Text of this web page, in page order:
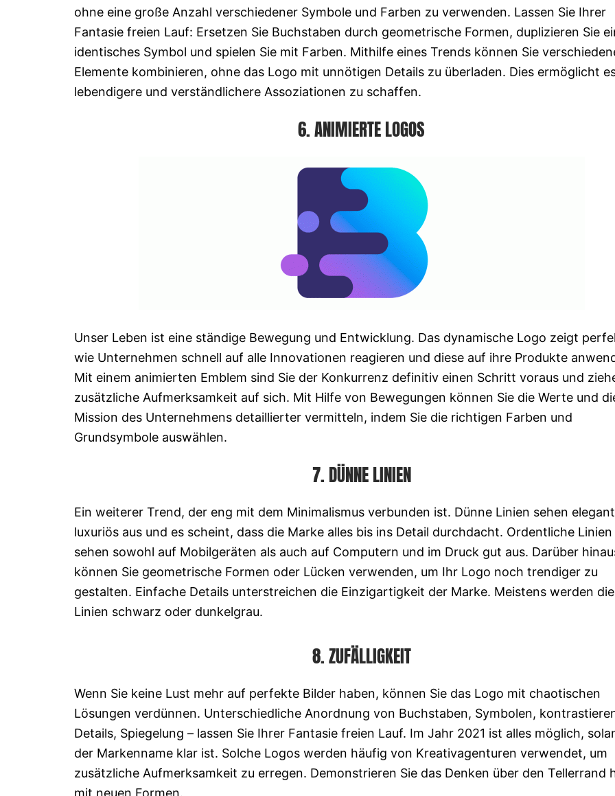
ohne eine große Anzahl verschiedener Symbole und Farben zu verwenden. Lassen Sie Ihrer
Fantasie freien Lauf: Ersetzen Sie Buchstaben durch geometrische Formen, duplizieren Sie
identisches Symbol und spielen Sie mit Farben. Mithilfe eines Trends können Sie
Elemente kombinieren, ohne das Logo mit unnötigen Details zu überladen. Dies ermöglicht
lebendigere und verständlichere Assoziationen zu schaffen.
6. ANIMIERTE LOGOS
Unser Leben ist eine ständige Bewegung und Entwicklung. Das dynamische Logo zeigt
wie Unternehmen schnell auf alle Innovationen reagieren und diese auf ihre Produkte
Mit einem animierten Emblem sind Sie der Konkurrenz definitiv einen Schritt voraus und
zusätzliche Aufmerksamkeit auf sich. Mit Hilfe von Bewegungen können Sie die Werte und
Mission des Unternehmens detaillierter vermitteln, indem Sie die richtigen Farben und
Grundsymbole auswählen.
7. DÜNNE LINIEN
Ein weiterer Trend, der eng mit dem Minimalismus verbunden ist. Dünne Linien sehen
luxuriös aus und es scheint, dass die Marke alles bis ins Detail durchdacht. Ordentliche Linien
sehen sowohl auf Mobilgeräten als auch auf Computern und im Druck gut aus. Darüber
können Sie geometrische Formen oder Lücken verwenden, um Ihr Logo noch trendiger zu
gestalten. Einfache Details unterstreichen die Einzigartigkeit der Marke. Meistens werden die
Linien schwarz oder dunkelgrau.
8. ZUFÄLLIGKEIT
Wenn Sie keine Lust mehr auf perfekte Bilder haben, können Sie das Logo mit chaotischen
Lösungen verdünnen. Unterschiedliche Anordnung von Buchstaben, Symbolen,
Details, Spiegelung – lassen Sie Ihrer Fantasie freien Lauf. Im Jahr 2021 ist alles möglich,
der Markenname klar ist. Solche Logos werden häufig von Kreativagenturen verwendet, um
zusätzliche Aufmerksamkeit zu erregen. Demonstrieren Sie das Denken über den Tellerrand
mit neuen Formen.